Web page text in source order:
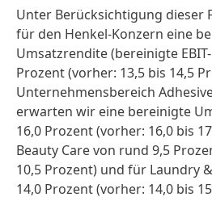
Unter Berücksich­tigung dieser
für den Henkel-Konzern eine
Umsatzrendite (bereinigte
Prozent (vorher: 13,5 bis 14,5
Unternehmens­bereich
erwarten wir eine bereinigte
16,0 Prozent (vorher: 16,0 bis
Beauty Care von rund 9,5
10,5 Prozent) und für Laundry
14,0 Prozent (vorher: 14,0 bis